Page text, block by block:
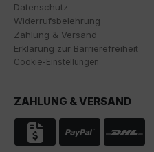
Datenschutz
Widerrufsbelehrung
Zahlung & Versand
Erklärung zur Barrierefreiheit
Cookie-Einstellungen
ZAHLUNG & VERSAND
erhalten, um die Website
verbessern. Dabei wird
Google LLC übermittelt
Verweildauer auf der Seite
verarbeitet, die von
Nutzungsdaten verwendet
Indem Sie das mit den
Cookie akzeptieren,